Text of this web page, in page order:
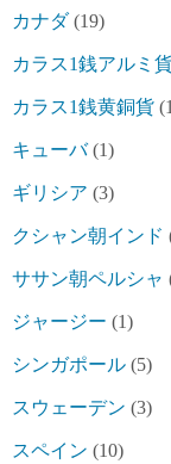
カナダ(19)
カラス1銭アルミ
カラス1銭黄銅貨
キューバ(1)
ギリシア (3)
クシャン朝インド
ササン朝ペルシャ
ジャージー (1)
シンガポール (5)
スウェーデン (3)
スペイン (10)